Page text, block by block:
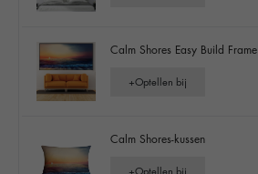
Calm Shores Easy Build Frame
+ Optellen bij
Calm Shores-kussen
+ Optellen bij